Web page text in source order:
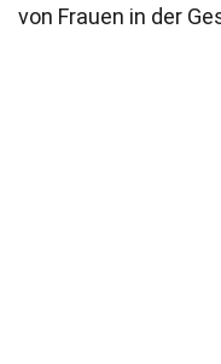
von Frauen in der